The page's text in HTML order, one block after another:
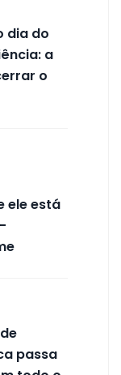
dia do
a
o
ele está
passa